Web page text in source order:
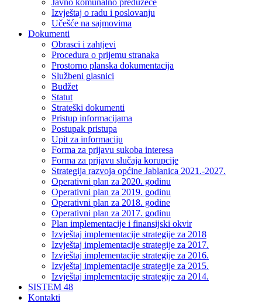
Javno komunalno preduzeće
Izvještaj o radu i poslovanju
Učešće na sajmovima
Dokumenti
Obrasci i zahtjevi
Procedura o prijemu stranaka
Prostorno planska dokumentacija
Službeni glasnici
Budžet
Statut
Strateški dokumenti
Pristup informacijama
Postupak pristupa
Upit za informaciju
Forma za prijavu sukoba interesa
Forma za prijavu slučaja korupcije
Strategija razvoja općine Jablanica 2021.-2027.
Operativni plan za 2020. godinu
Operativni plan za 2019. godinu
Operativni plan za 2018. godine
Operativni plan za 2017. godinu
Plan implementacije i finansijski okvir
Izvještaj implementacije strategije za 2018
Izvještaj implementacije strategije za 2017.
Izvještaj implementacije strategije za 2016.
Izvještaj implementacije strategije za 2015.
Izvještaj implementacije strategije za 2014.
SISTEM 48
Kontakti